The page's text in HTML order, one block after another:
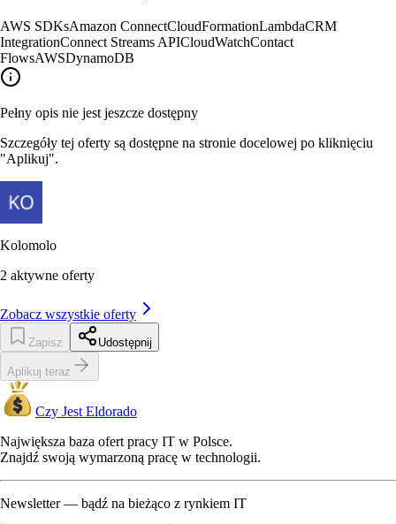
AWS SDKsAmazon ConnectCloudFormationLambdaCRM
IntegrationConnect Streams APICloudWatchContact
FlowsAWSDynamoDB
Pełny opis nie jest jeszcze dostępny
Szczegóły tej oferty są dostępne na stronie docelowej po kliknięciu
"Aplikuj".
Kolomolo
2 aktywne oferty
Zobacz wszystkie oferty
Zapisz Udostępnij
Aplikuj teraz
Czy Jest Eldorado
Największa baza ofert pracy IT w Polsce.
Znajdź swoją wymarzoną pracę w technologii.
Newsletter — bądź na bieżąco z rynkiem IT